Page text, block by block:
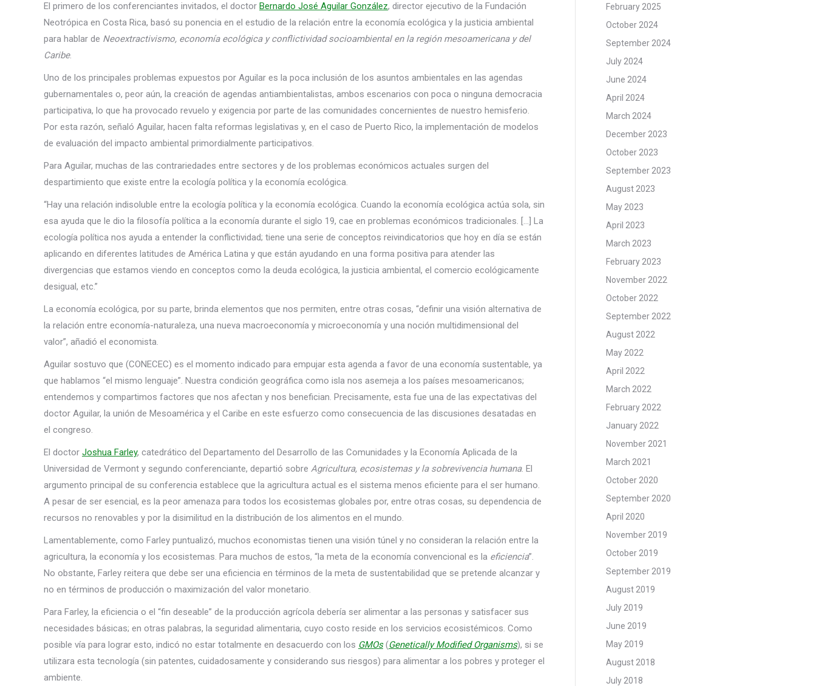
El primero de los conferenciantes invitados, el doctor Bernardo José Aguilar González, director ejecutivo de la Fundación
Neotrópica en Costa Rica, basó su ponencia en el estudio de la relación entre la economía ecológica y la justicia ambiental
para hablar de Neoextractivismo, economía ecológica y conflictividad socioambiental en la región mesoamericana y del
Caribe.
Uno de los principales problemas expuestos por Aguilar es la poca inclusión de los asuntos ambientales en las agendas
gubernamentales o, peor aún, la creación de agendas antiambientalistas, ambos escenarios con poca o ninguna democracia
participativa, lo que ha provocado revuelo y exigencia por parte de las comunidades concernientes de nuestro hemisferio.
Por esta razón, señaló Aguilar, hacen falta reformas legislativas y, en el caso de Puerto Rico, la implementación de modelos
de evaluación del impacto ambiental primordialmente participativos.
Para Aguilar, muchas de las contrariedades entre sectores y de los problemas económicos actuales surgen del
despartimiento que existe entre la ecología política y la economía ecológica.
“Hay una relación indisoluble entre la ecología política y la economía ecológica. Cuando la economía ecológica actúa sola, sin
esa ayuda que le dio la filosofía política a la economía durante el siglo 19, cae en problemas económicos tradicionales. […] La
ecología política nos ayuda a entender la conflictividad; tiene una serie de conceptos reivindicatorios que hoy en día se están
aplicando en diferentes latitudes de América Latina y que están ayudando en una forma positiva para atender las
divergencias que estamos viendo en conceptos como la deuda ecológica, la justicia ambiental, el comercio ecológicamente
desigual, etc.”
La economía ecológica, por su parte, brinda elementos que nos permiten, entre otras cosas, “definir una visión alternativa de
la relación entre economía-naturaleza, una nueva macroeconomía y microeconomía y una noción multidimensional del
valor”, añadió el economista.
Aguilar sostuvo que (CONECEC) es el momento indicado para empujar esta agenda a favor de una economía sustentable, ya
que hablamos “el mismo lenguaje”. Nuestra condición geográfica como isla nos asemeja a los países mesoamericanos;
entendemos y compartimos factores que nos afectan y nos benefician. Precisamente, esta fue una de las expectativas del
doctor Aguilar, la unión de Mesoamérica y el Caribe en este esfuerzo como consecuencia de las discusiones desatadas en
el congreso.
El doctor Joshua Farley, catedrático del Departamento del Desarrollo de las Comunidades y la Economía Aplicada de la
Universidad de Vermont y segundo conferenciante, departió sobre Agricultura, ecosistemas y la sobrevivencia humana. El
argumento principal de su conferencia establece que la agricultura actual es el sistema menos eficiente para el ser humano.
A pesar de ser esencial, es la peor amenaza para todos los ecosistemas globales por, entre otras cosas, su dependencia de
recursos no renovables y por la disimilitud en la distribución de los alimentos en el mundo.
Lamentablemente, como Farley puntualizó, muchos economistas tienen una visión túnel y no consideran la relación entre la
agricultura, la economía y los ecosistemas. Para muchos de estos, “la meta de la economía convencional es la eficiencia”.
No obstante, Farley reitera que debe ser una eficiencia en términos de la meta de sustentabilidad que se pretende alcanzar y
no en términos de producción o maximización del valor monetario.
Para Farley, la eficiencia o el “fin deseable” de la producción agrícola debería ser alimentar a las personas y satisfacer sus
necesidades básicas; en otras palabras, la seguridad alimentaria, cuyo costo reside en los servicios ecosistémicos. Como
posible vía para lograr esto, indicó no estar totalmente en desacuerdo con los GMOs(Genetically Modified Organisms), si se
utilizara esta tecnología (sin patentes, cuidadosamente y considerando sus riesgos) para alimentar a los pobres y proteger el
ambiente.
February 2025
October 2024
September 2024
July 2024
June 2024
April 2024
March 2024
December 2023
October 2023
September 2023
August 2023
May 2023
April 2023
March 2023
February 2023
November 2022
October 2022
September 2022
August 2022
May 2022
April 2022
March 2022
February 2022
January 2022
November 2021
March 2021
October 2020
September 2020
April 2020
November 2019
October 2019
September 2019
August 2019
July 2019
June 2019
May 2019
August 2018
July 2018